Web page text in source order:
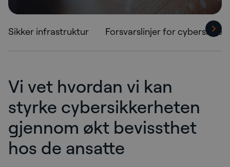
Sikker infrastruktur Forsvarslinjer for
Vi vet hvordan vi kan
styrke cybersikkerheten
gjennom økt bevissthet
hos de ansatte